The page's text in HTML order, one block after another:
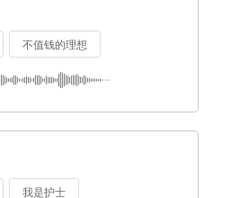
不值钱的理想
我是护士